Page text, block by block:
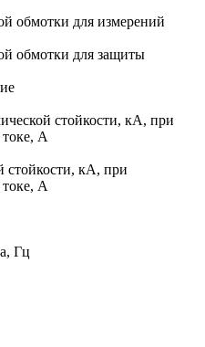
обмотки для измерений
обмотки для защиты
стойкости, кА, при
А
стойкости, кА, при
А
Гц